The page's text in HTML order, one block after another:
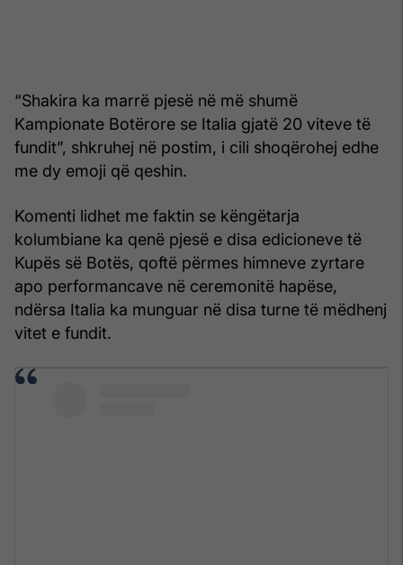
“Shakira ka marrë pjesë në më shumë
Kampionate Botërore se Italia gjatë 20 viteve të
fundit”, shkruhej në postim, i cili shoqërohej edhe
me dy emoji që qeshin.
Komenti lidhet me faktin se këngëtarja
kolumbiane ka qenë pjesë e disa edicioneve të
Kupës së Botës, qoftë përmes himneve zyrtare
apo performancave në ceremonitë hapëse,
ndërsa Italia ka munguar në disa turne të mëdhenj
vitet e fundit.